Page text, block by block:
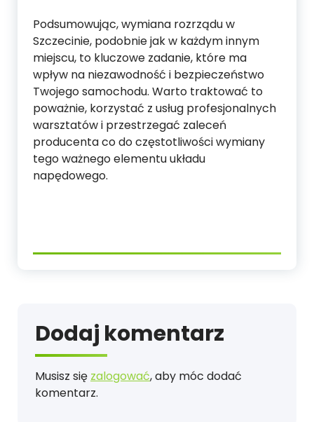
Podsumowując, wymiana rozrządu w
Szczecinie, podobnie jak w każdym innym
miejscu, to kluczowe zadanie, które ma
wpływ na niezawodność i bezpieczeństwo
Twojego samochodu. Warto traktować to
poważnie, korzystać z usług profesjonalnych
warsztatów i przestrzegać zaleceń
producenta co do częstotliwości wymiany
tego ważnego elementu układu
napędowego.
Dodaj komentarz
Musisz się zalogować, aby móc dodać
komentarz.